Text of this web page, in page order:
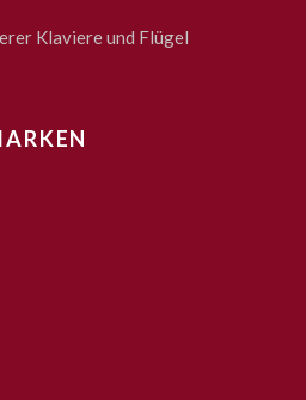
Klaviere und Flügel